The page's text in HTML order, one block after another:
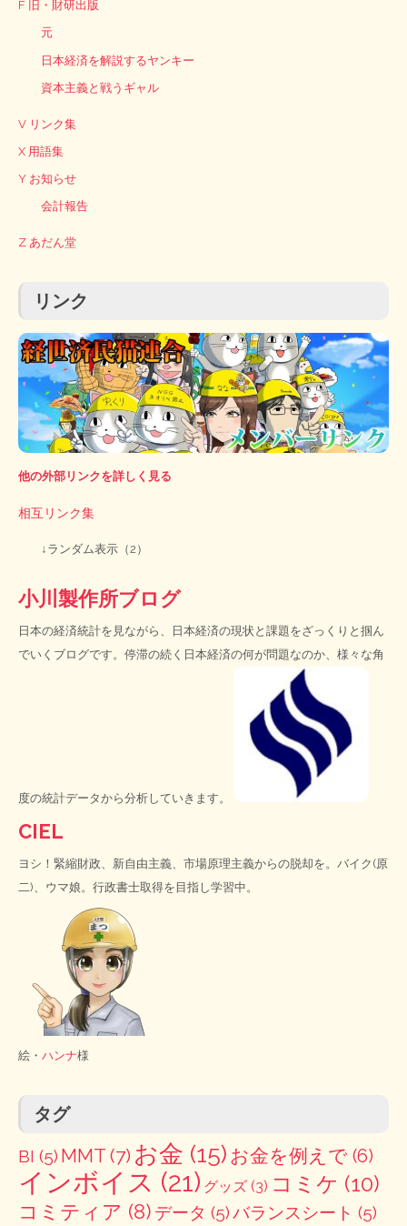
F 旧・財研出版
元
日本経済を解説するヤンキー
資本主義と戦うギャル
V リンク集
X 用語集
Y お知らせ
会計報告
Z あだん堂
リンク
他の外部リンクを詳しく見る
相互リンク集
↓ランダム表示（2）
小川製作所ブログ
日本の経済統計を見ながら、日本経済の現状と課題をざっくりと掴ん
でいくブログです。停滞の続く日本経済の何が問題なのか、様々な角
度の統計データから分析していきます。
CIEL
ヨシ！緊縮財政、新自由主義、市場原理主義からの脱却を。バイク(原
二)、ウマ娘。行政書士取得を目指し学習中。
絵・ ハンナ様
タグ
BI (5) MMT (7) お金 (15) お金を例えで (6)
インボイス (21) グッズ (3) コミケ (10)
コミティア (8) データ (5)バランスシート (5)